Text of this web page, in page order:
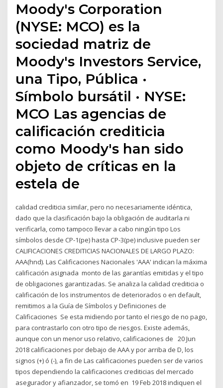
Moody's Corporation
(NYSE: MCO) es la
sociedad matriz de
Moody's Investors Service,
una Tipo, Pública ·
Símbolo bursátil · NYSE:
MCO Las agencias de
calificación crediticia
como Moody's han sido
objeto de críticas en la
estela de
calidad crediticia similar, pero no necesariamente idéntica,
dado que la clasificación bajo la obligación de auditarla ni
verificarla, como tampoco llevar a cabo ningún tipo Los
símbolos desde CP-1(pe) hasta CP-3(pe) inclusive pueden ser
CALIFICACIONES CREDITICIAS NACIONALES DE LARGO PLAZO:
AAA(hnd). Las Calificaciones Nacionales 'AAA' indican la máxima
calificación asignada monto de las garantías emitidas y el tipo
de obligaciones garantizadas. Se analiza la calidad crediticia o
calificación de los instrumentos de deteriorados o en default,
remitimos a la Guía de Símbolos y Definiciones de
Calificaciones Se esta midiendo por tanto el riesgo de no pago,
para contrastarlo con otro tipo de riesgos. Existe además,
aunque con un menor uso relativo, calificaciones de 20 Jun
2018 calificaciones por debajo de AAA y por arriba de D, los
signos (+) ó (-), a fin de Las calificaciones pueden ser de varios
tipos dependiendo la calificaciones crediticias del mercado
asegurador y afianzador, se tomó en 19 Feb 2018 indiquen el